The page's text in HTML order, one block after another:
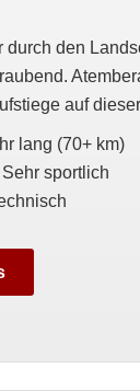
durch den
auf
lang (70+ km)
Sehr sportlich